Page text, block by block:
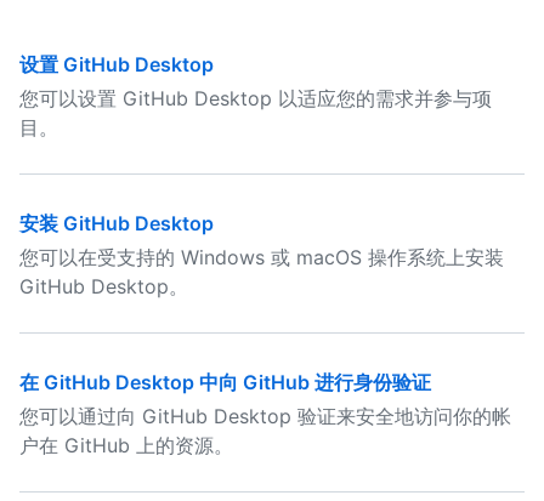
设置 GitHub Desktop
您可以设置 GitHub Desktop 以适应您的需求并参与项
目。
安装 GitHub Desktop
您可以在受支持的 Windows 或 macOS 操作系统上安装
GitHub Desktop。
在 GitHub Desktop 中向 GitHub 进行身份验证
您可以通过向 GitHub Desktop 验证来安全地访问你的帐
户在 GitHub 上的资源。